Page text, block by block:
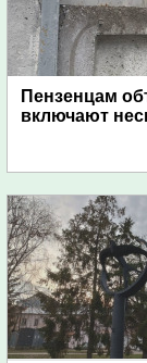
Пензенцам
включают